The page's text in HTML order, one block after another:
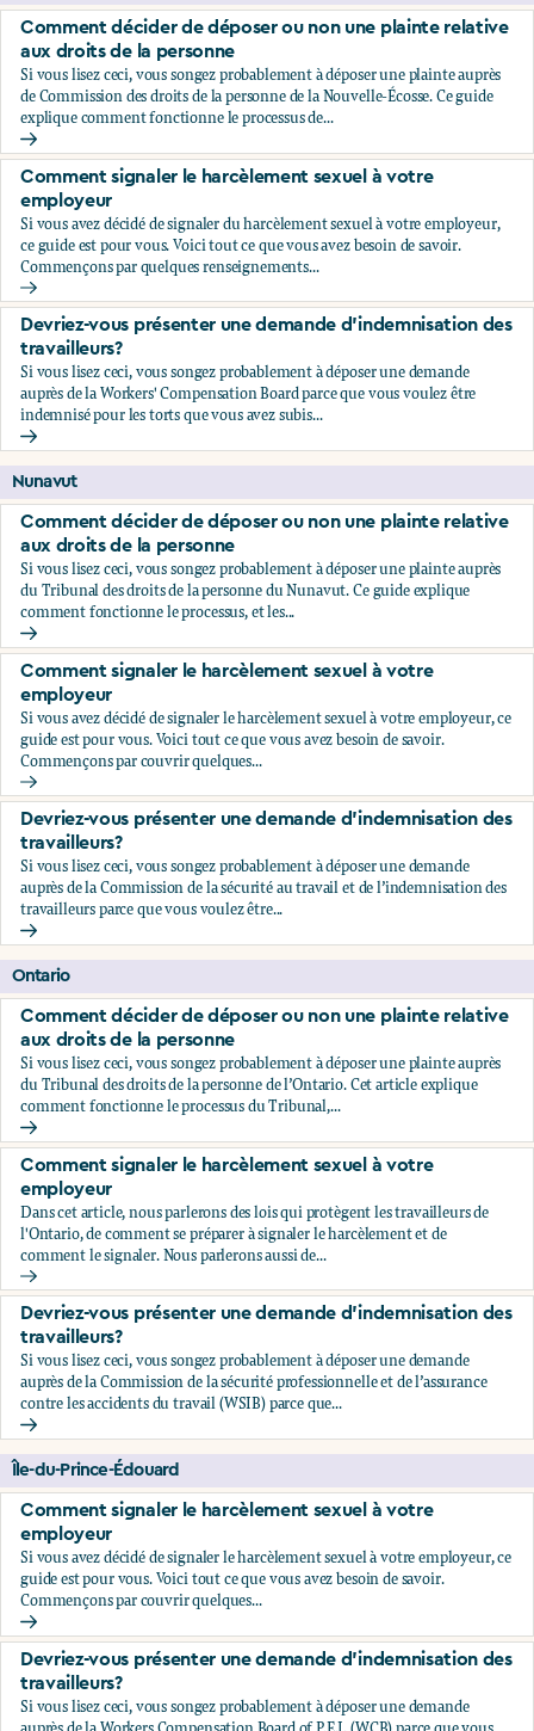
Comment décider de déposer ou non une plainte relative
aux droits de la personne
Si vous lisez ceci, vous songez probablement à déposer une plainte auprès
de Commission des droits de la personne de la Nouvelle-Écosse. Ce guide
explique comment fonctionne le processus de...
Comment décider de déposer ou non une plainte relative
Comment signaler le harcèlement sexuel à votre
employeur
Si vous avez décidé de signaler du harcèlement sexuel à votre employeur,
ce guide est pour vous. Voici tout ce que vous avez besoin de savoir.
Commençons par quelques renseignements...
Comment signaler le harcèlement sexuel à votre employeur
Devriez-vous présenter une demande d’indemnisation des
travailleurs?
Si vous lisez ceci, vous songez probablement à déposer une demande
auprès de la Workers' Compensation Board parce que vous voulez être
indemnisé pour les torts que vous avez subis...
Devriez-vous présenter une demande d’indemnisation des
Nunavut
Comment décider de déposer ou non une plainte relative
aux droits de la personne
Si vous lisez ceci, vous songez probablement à déposer une plainte auprès
du Tribunal des droits de la personne du Nunavut. Ce guide explique
comment fonctionne le processus, et les...
Comment décider de déposer ou non une plainte relative
Comment signaler le harcèlement sexuel à votre
employeur
Si vous avez décidé de signaler le harcèlement sexuel à votre employeur, ce
guide est pour vous. Voici tout ce que vous avez besoin de savoir.
Commençons par couvrir quelques...
Comment signaler le harcèlement sexuel à votre employeur
Devriez-vous présenter une demande d’indemnisation des
travailleurs?
Si vous lisez ceci, vous songez probablement à déposer une demande
auprès de la Commission de la sécurité au travail et de l’indemnisation des
travailleurs parce que vous voulez être...
Devriez-vous présenter une demande d’indemnisation des
Ontario
Comment décider de déposer ou non une plainte relative
aux droits de la personne
Si vous lisez ceci, vous songez probablement à déposer une plainte auprès
du Tribunal des droits de la personne de l’Ontario. Cet article explique
comment fonctionne le processus du Tribunal,...
Comment décider de déposer ou non une plainte relative
Comment signaler le harcèlement sexuel à votre
employeur
Dans cet article, nous parlerons des lois qui protègent les travailleurs de
l'Ontario, de comment se préparer à signaler le harcèlement et de
comment le signaler. Nous parlerons aussi de...
Comment signaler le harcèlement sexuel à votre employeur
Devriez-vous présenter une demande d'indemnisation des
travailleurs?
Si vous lisez ceci, vous songez probablement à déposer une demande
auprès de la Commission de la sécurité professionnelle et de l’assurance
contre les accidents du travail (WSIB) parce que...
Devriez-vous présenter une demande d'indemnisation des
Île-du-Prince-Édouard
Comment signaler le harcèlement sexuel à votre
employeur
Si vous avez décidé de signaler le harcèlement sexuel à votre employeur, ce
guide est pour vous. Voici tout ce que vous avez besoin de savoir.
Commençons par couvrir quelques...
Comment signaler le harcèlement sexuel à votre employeur
Devriez-vous présenter une demande d’indemnisation des
travailleurs?
Si vous lisez ceci, vous songez probablement à déposer une demande